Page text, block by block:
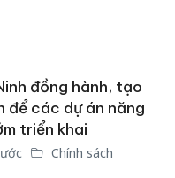
đồng hành, tạo
để các dự án năng
triển khai
Chính sách